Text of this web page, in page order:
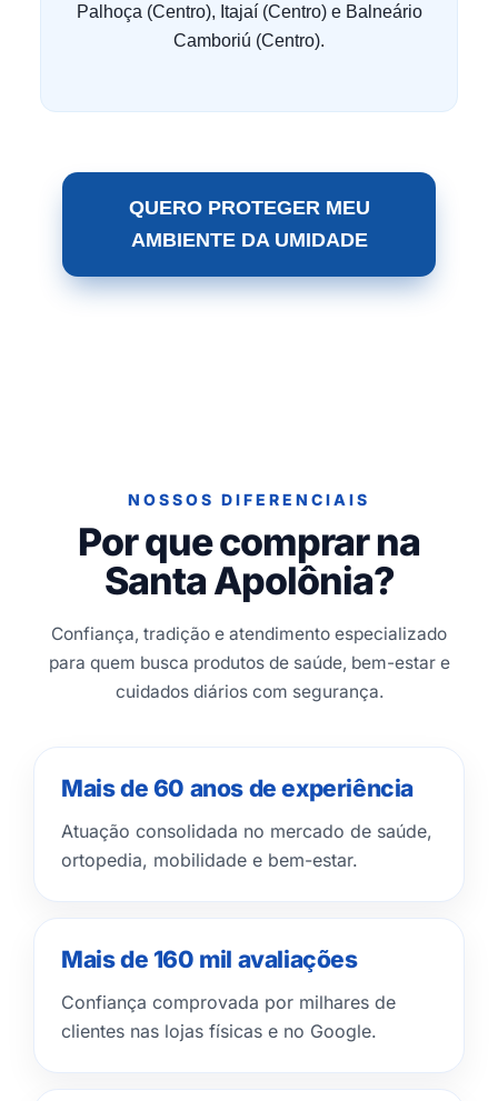
Palhoça (Centro), Itajaí (Centro) e Balneário
Camboriú (Centro).
QUERO PROTEGER MEU
AMBIENTE DA UMIDADE
NOSSOS DIFERENCIAIS
Por que comprar na
Santa Apolônia?
Confiança, tradição e atendimento especializado
para quem busca produtos de saúde, bem-estar e
cuidados diários com segurança.
Mais de 60 anos de experiência
Atuação consolidada no mercado de saúde,
ortopedia, mobilidade e bem-estar.
Mais de 160 mil avaliações
Confiança comprovada por milhares de
clientes nas lojas físicas e no Google.